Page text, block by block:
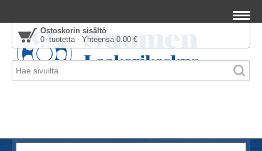
Ostoskorin sisältö
0 tuotetta - Yhteensä 0.00 €